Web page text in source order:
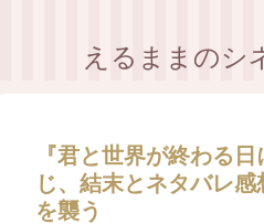
えるままのシ
『君と世界が終わる
じ、結末とネタバレ
を襲う